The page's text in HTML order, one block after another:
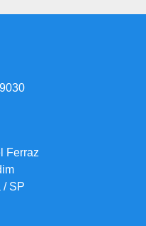
Ferraz
/ SP